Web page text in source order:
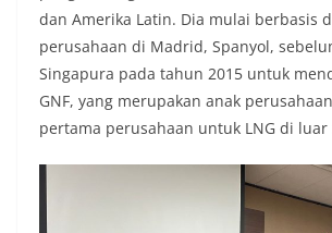
dan Amerika Latin. Dia mulai berbasis
perusahaan di Madrid, Spanyol,
Singapura pada tahun 2015 untuk
GNF, yang merupakan anak
pertama perusahaan untuk LNG di luar